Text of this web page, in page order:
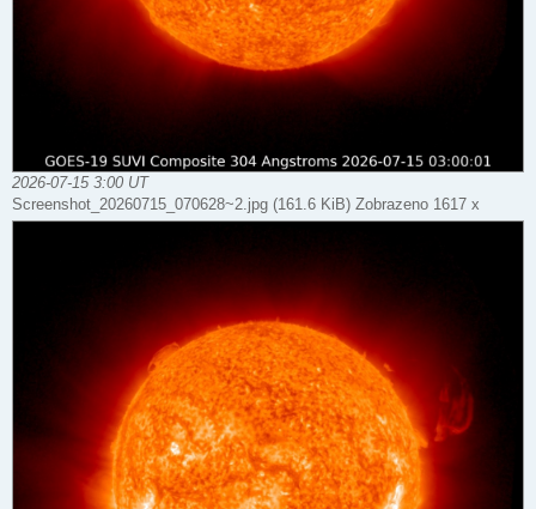
2026-07-15 3:00 UT
Screenshot_20260715_070628~2.jpg (161.6 KiB) Zobrazeno 1617 x